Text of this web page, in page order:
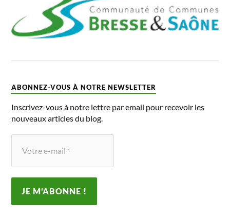
ABONNEZ-VOUS À NOTRE NEWSLETTER
Inscrivez-vous à notre lettre par email pour recevoir les
nouveaux articles du blog.